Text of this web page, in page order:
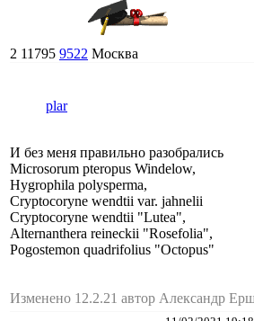
2 11795 9522 Москва
plar
И без меня правильно разобрались
Microsorum pteropus Windelow,
Hygrophila polysperma,
Cryptocoryne wendtii var. jahnelii
Cryptocoryne wendtii "Lutea",
Alternanthera reineсkii "Rosefolia",
Pogostemon quadrifolius "Octopus"
Изменено 12.2.21 автор Александр